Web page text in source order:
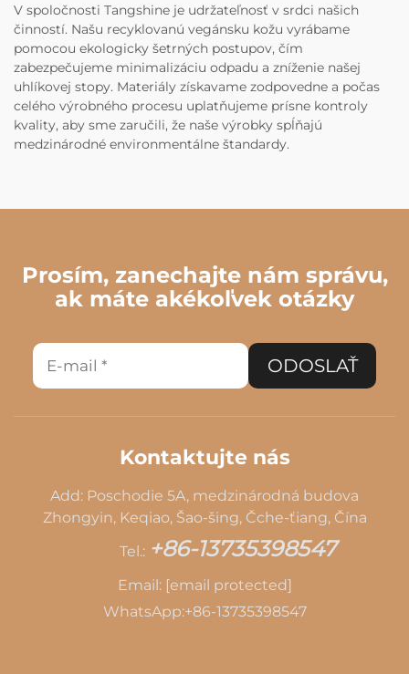
V spoločnosti Tangshine je udržateľnosť v srdci našich
činností. Našu recyklovanú vegánsku kožu vyrábame
pomocou ekologicky šetrných postupov, čím
zabezpečujeme minimalizáciu odpadu a zníženie našej
uhlíkovej stopy. Materiály získavame zodpovedne a počas
celého výrobného procesu uplatňujeme prísne kontroly
kvality, aby sme zaručili, že naše výrobky spĺňajú
medzinárodné environmentálne štandardy.
Prosím, zanechajte nám správu,
ak máte akékoľvek otázky
ODOSLAŤ
Kontaktujte nás
Add: Poschodie 5A, medzinárodná budova
Zhongyin, Keqiao, Šao-šing, Čche-ťiang, Čína
Tel.: +86-13735398547
Email: [email protected]
WhatsApp:+86-13735398547